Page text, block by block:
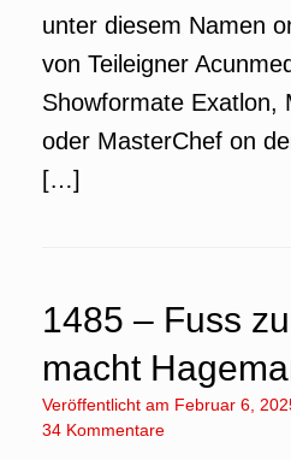
unter diesem Namen
von Teileigner
Showformate Exatlon,
oder MasterChef on
[…]
1485 – Fuss
macht
Veröffentlicht am Februar 6,
34 Kommentare